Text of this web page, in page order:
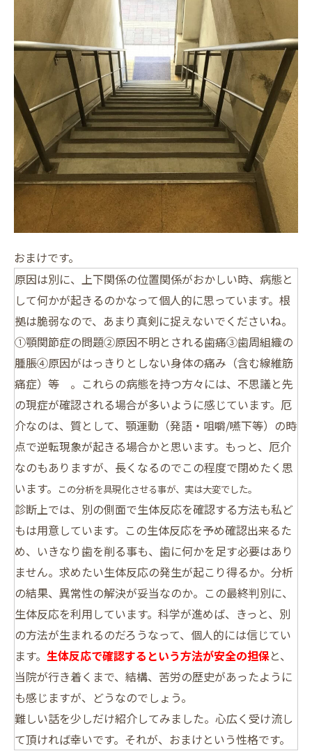
おまけです。
原因は別に、上下関係の位置関係がおかしい時、病態と
して何かが起きるのかなって個人的に思っています。根
拠は脆弱なので、あまり真剣に捉えないでくださいね。
①顎関節症の問題②原因不明とされる歯痛③歯周組織の
腫脹④原因がはっきりとしない身体の痛み（含む線維筋
痛症）等 。これらの病態を持つ方々には、不思議と先
の現症が確認される場合が多いように感じています。厄
介なのは、質として、顎運動（発語・咀嚼/嚥下等）の時
点で逆転現象が起きる場合かと思います。もっと、厄介
なのもありますが、長くなるのでこの程度で閉めたく思
います。
この分析を具現化させる事が、実は大変でした。
診断上では、別の側面で生体反応を確認する方法も私ど
もは用意しています。この生体反応を予め確認出来るた
め、いきなり歯を削る事も、歯に何かを足す必要はあり
ません。求めたい生体反応の発生が起こり得るか。分析
の結果、異常性の解決が妥当なのか。この最終判別に、
生体反応を利用しています。科学が進めば、きっと、別
の方法が生まれるのだろうなって、個人的には信じてい
ます。 生体反応で確認するという方法が安全の担保と、
当院が行き着くまで、結構、苦労の歴史があったように
も感じますが、どうなのでしょう。
難しい話を少しだけ紹介してみました。心広く受け流し
て頂ければ幸いです。それが、おまけという性格です。